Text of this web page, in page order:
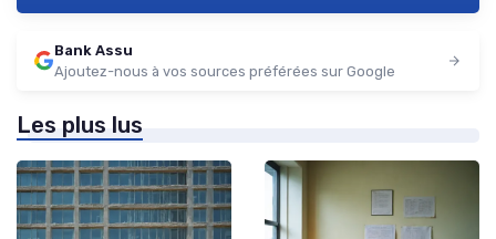
Bank Assu
Ajoutez-nous à vos sources préférées sur Google
Les plus lus